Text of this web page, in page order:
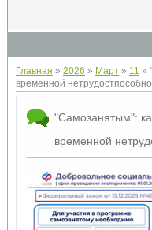
Главная » 2026 » Март » 11 »
временной
"Самозанятым":
временной